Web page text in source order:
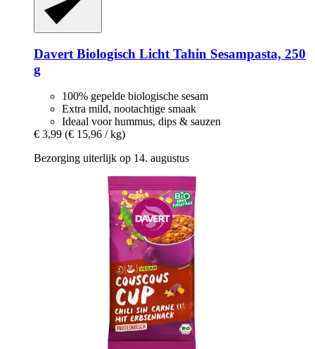
Davert Biologisch Licht Tahin Sesampasta, 250
g
100% gepelde biologische sesam
Extra mild, nootachtige smaak
Ideaal voor hummus, dips & sauzen
€ 3,99 (€ 15,96 / kg)
Bezorging uiterlijk op 14. augustus